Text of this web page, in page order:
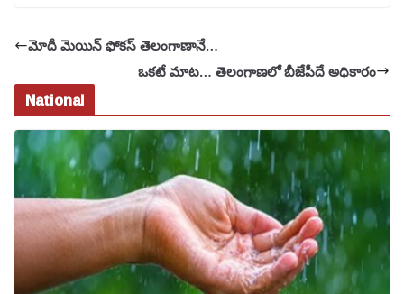
మోదీ మెయిన్ ఫోకస్ తెలంగాణానే…
ఒకటే మాట… తెలంగాణలో బీజేపీదే అధికారం
National